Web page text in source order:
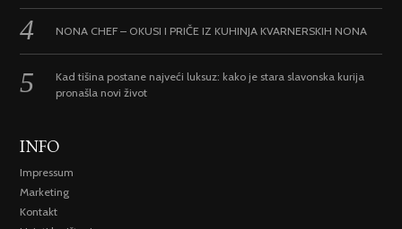
NONA CHEF – OKUSI I PRIČE IZ KUHINJA KVARNERSKIH NONA
Kad tišina postane najveći luksuz: kako je stara slavonska kurija
pronašla novi život
INFO
Impressum
Marketing
Kontakt